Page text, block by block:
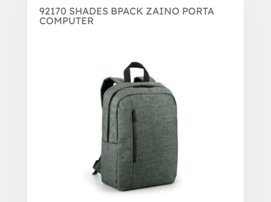
92170 SHADES BPACK ZAINO PORTA
COMPUTER